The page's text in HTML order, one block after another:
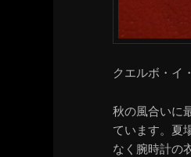
クエルボ・イ
秋の風合いに
ています。夏
なく腕時計の